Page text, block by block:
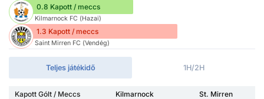
0.8 Kapott / meccs
Kilmarnock FC (Hazai)
1.3 Kapott / meccs
Saint Mirren FC (Vendég)
Teljes játékidő 1H/2H
Kapott Gólt / Meccs Kilmarnock
St. Mirren